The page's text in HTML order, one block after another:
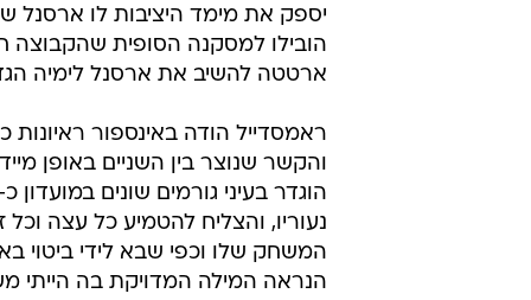
יספק את מימד היציבות לו ארסנל
הובילו למסקנה הסופית
ארטטה להשיב את ארסנל לימיה
ראמסדייל הודה באינספור
והקשר שנוצר בין השניים באופן
הוגדר בעיני גורמים שונים
נעוריו, והצליח להטמיע כל עצה
המשחק שלו וכפי שבא לידי ביטוי
הנראה המילה המדויקת בה הייתי